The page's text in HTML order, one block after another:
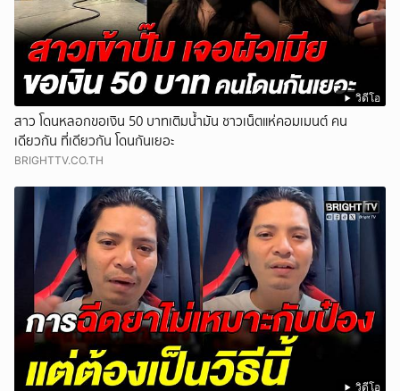
วิดีโอ
สาว โดนหลอกขอเงิน 50 บาทเติมน้ำมัน ชาวเน็ตแห่คอมเมนต์ คน
เดียวกัน ที่เดียวกัน โดนกันเยอะ
BRIGHTTV.CO.TH
วิดีโอ